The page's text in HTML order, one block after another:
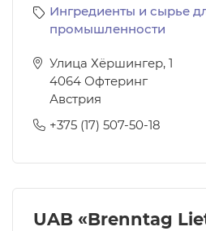
Ингредиенты и сырье
промышленности
Улица Хёршингер, 1
4064 Офтеринг
Австрия
+375 (17) 507-50-18
UAB «Brenntag